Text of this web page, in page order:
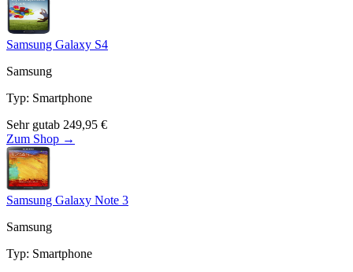
Samsung Galaxy S4
Samsung
Typ: Smartphone
Sehr gutab 249,95 €
Zum Shop →
Samsung Galaxy Note 3
Samsung
Typ: Smartphone